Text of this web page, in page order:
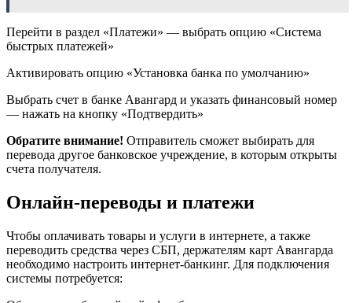
Перейти в раздел «Платежи» — выбрать опцию «Система
быстрых платежей»
Активировать опцию «Установка банка по умолчанию»
Выбрать счет в банке Авангард и указать финансовый номер
— нажать на кнопку «Подтвердить»
Обратите внимание! Отправитель сможет выбирать для
перевода другое банковское учреждение, в которым открыты
счета получателя.
Онлайн-переводы и платежи
Чтобы оплачивать товары и услуги в интернете, а также
переводить средства через СБП, держателям карт Авангарда
необходимо настроить интернет-банкинг. Для подключения
системы потребуется: